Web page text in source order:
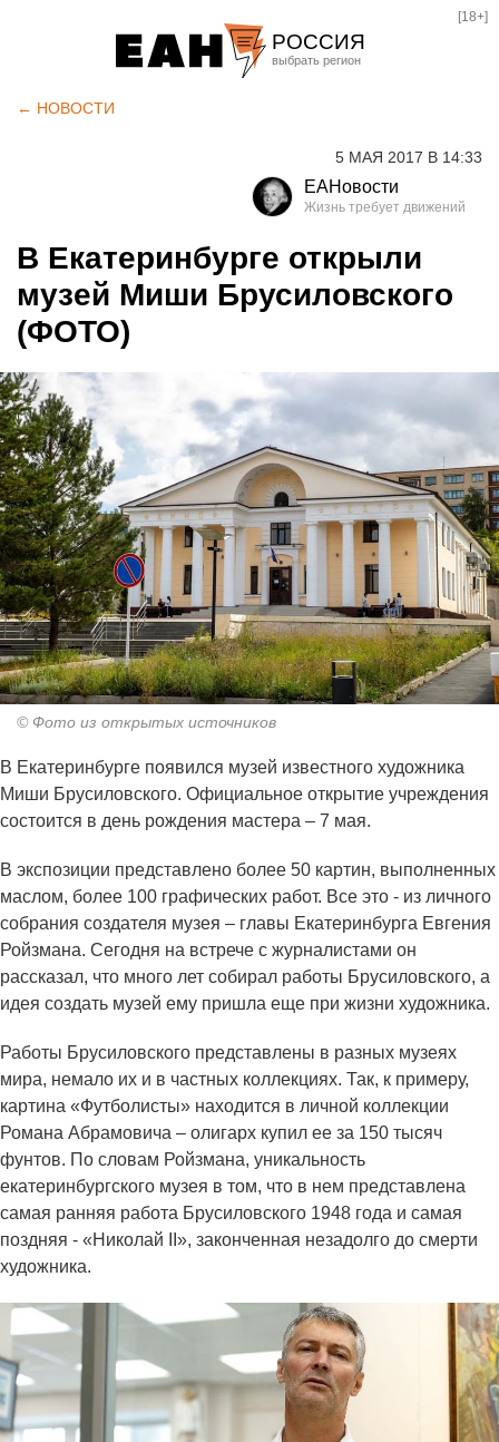
РОССИЯ
Курган
Оренбург
[18+]
← НОВОСТИ
5 МАЯ 2017 В 14:33
ЕАНовости
В Екатеринбурге открыли
музей Миши Брусиловского
(ФОТО)
© Фото из открытых источников
В Екатеринбурге появился музей известного художника
Миши Брусиловского. Официальное открытие учреждения
состоится в день рождения мастера – 7 мая.
В экспозиции представлено более 50 картин, выполненных
маслом, более 100 графических работ. Все это - из личного
собрания создателя музея – главы Екатеринбурга Евгения
Ройзмана. Сегодня на встрече с журналистами он
рассказал, что много лет собирал работы Брусиловского, а
идея создать музей ему пришла еще при жизни художника.
Работы Брусиловского представлены в разных музеях
мира, немало их и в частных коллекциях. Так, к примеру,
картина «Футболисты» находится в личной коллекции
Романа Абрамовича – олигарх купил ее за 150 тысяч
фунтов. По словам Ройзмана, уникальность
екатеринбургского музея в том, что в нем представлена
самая ранняя работа Брусиловского 1948 года и самая
поздняя - «Николай II», законченная незадолго до смерти
художника.